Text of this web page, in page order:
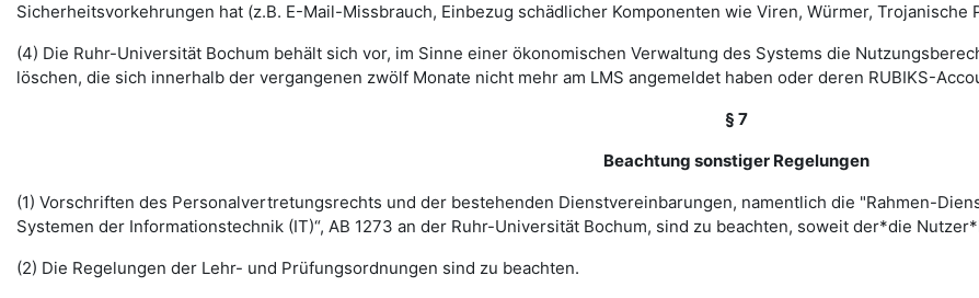
Sicherheitsvorkehrungen hat (z.B. E-Mail-Missbrauch, Einbezug schädlicher Komponenten wie Viren, Würmer, Trojanische
(4) Die Ruhr-Universität Bochum behält sich vor, im Sinne einer ökonomischen Verwaltung des Systems die
löschen, die sich innerhalb der vergangenen zwölf Monate nicht mehr am LMS angemeldet haben oder deren RUBIKS-
§ 7
Beachtung sonstiger Regelungen
(1) Vorschriften des Personalvertretungsrechts und der bestehenden Dienstvereinbarungen, namentlich die "Rahmen-
Systemen der Informationstechnik (IT)“, AB 1273 an der Ruhr-Universität Bochum, sind zu beachten, soweit der*die
(2) Die Regelungen der Lehr- und Prüfungsordnungen sind zu beachten.